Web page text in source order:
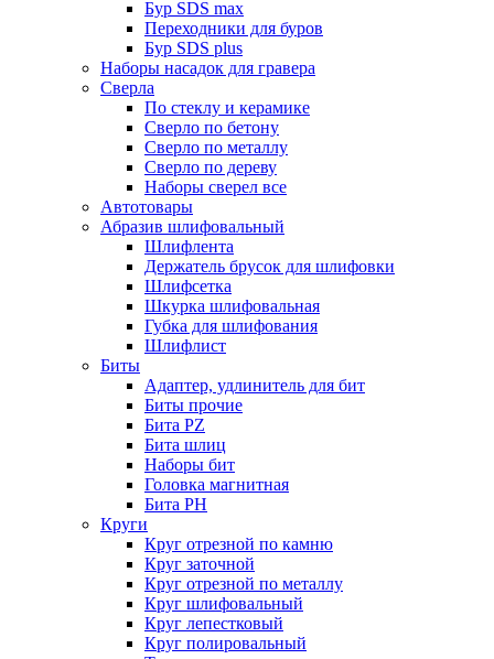
Бур SDS max
Переходники для буров
Бур SDS plus
Наборы насадок для гравера
Сверла
По стеклу и керамике
Сверло по бетону
Сверло по металлу
Сверло по дереву
Наборы сверел все
Автотовары
Абразив шлифовальный
Шлифлента
Держатель брусок для шлифовки
Шлифсетка
Шкурка шлифовальная
Губка для шлифования
Шлифлист
Биты
Адаптер, удлинитель для бит
Биты прочие
Бита PZ
Бита шлиц
Наборы бит
Головка магнитная
Бита PH
Круги
Круг отрезной по камню
Круг заточной
Круг отрезной по металлу
Круг шлифовальный
Круг лепестковый
Круг полировальный